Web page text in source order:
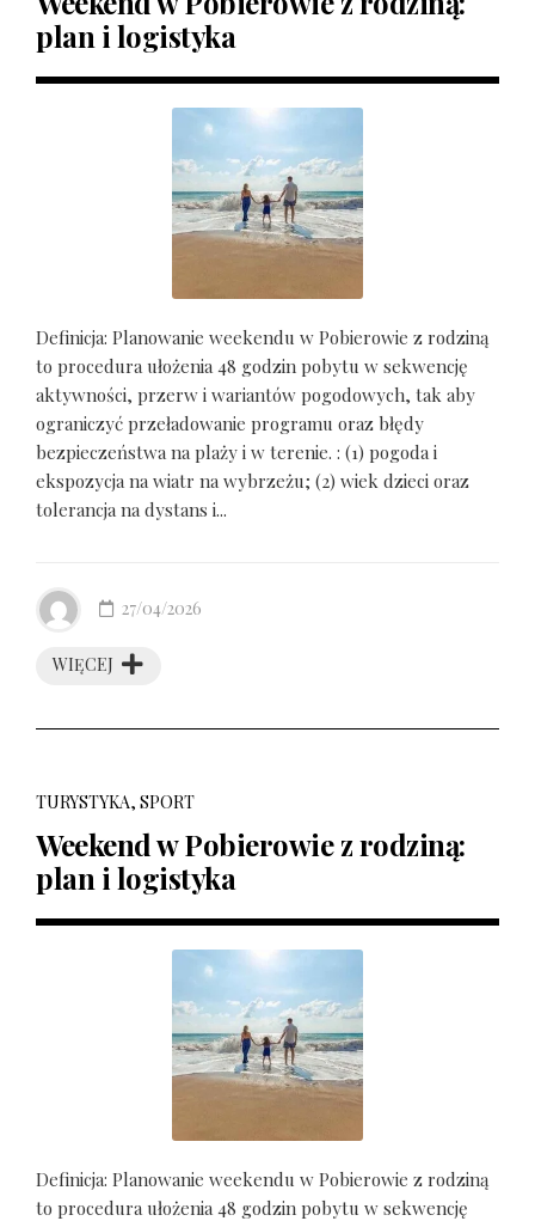
plan i logistyka
Definicja: Planowanie weekendu w Pobierowie z rodziną
to procedura ułożenia 48 godzin pobytu w sekwencję
aktywności, przerw i wariantów pogodowych, tak aby
ograniczyć przeładowanie programu oraz błędy
bezpieczeństwa na plaży i w terenie. : (1) pogoda i
ekspozycja na wiatr na wybrzeżu; (2) wiek dzieci oraz
tolerancja na dystans i...
WIĘCEJ
27/04/2026
TURYSTYKA, SPORT
Weekend w Pobierowie z rodziną:
plan i logistyka
Definicja: Planowanie weekendu w Pobierowie z rodziną
to procedura ułożenia 48 godzin pobytu w sekwencję